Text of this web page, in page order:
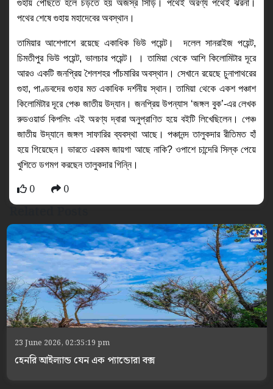
গুহায় পৌঁছতে হলে চড়তে হয় অজস্র সিঁড়ি। পথেই অরণ্য পথেই ঝরনা।
পথের শেষে গুহায় মহাদেবের অবস্থান।
তামিয়ার আশেপাশে রয়েছে একাধিক ভিউ পয়েন্ট।
দলেল সানরাইজ পয়েন্ট,
চিমতীপুর ভিউ পয়েন্ট, ভালচার পয়েন্ট। । তামিয়া থেকে আশি কিলোমিটার দূরে
আরও একটি জনপ্রিয় শৈলশহর পাঁচমারির অবস্থান। সেখানে রয়েছে চুনাপাথরের
গুহা, পাণ্ডবদের গুহার মত একাধিক দর্শনীয় স্থান। তামিয়া থেকে একশ পঞ্চাশ
কিলোমিটার দূরে পেঞ্চ জাতীয় উদ্যান। জনপ্রিয় উপন্যাস ‘জঙ্গল বুক’-এর লেখক
রুডওয়ার্ড কিপলিং এই অরণ্য দ্বারা অনুপ্রাণিত হয়ে বইটি লিখেছিলেন। পেঞ্চ
জাতীয় উদ্যানে জঙ্গল সাফারির ব্যবস্থা আছে। পঞ্চানন্দ তালুকদার রীতিমত হাঁ
হয়ে গিয়েছেন। ভারতে এরকম জায়গা আছে নাকি? ওপাশে চান্দেরি সিল্ক পেয়ে
খুশিতে ডগমগ করছেন তালুকদার গিন্নি।
0 0
23 June 2026, 02:35:19 pm
হেনরি আইল্যান্ড যেন এক প্যান্ডোরা বক্স